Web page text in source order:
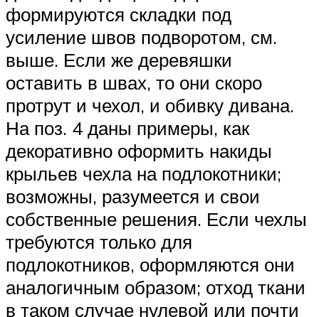
формируются складки под
усиление швов подворотом, см.
выше. Если же деревяшки
оставить в швах, то они скоро
протрут и чехол, и обивку дивана.
На поз. 4 даны примеры, как
декоративно оформить накиды
крыльев чехла на подлокотники;
возможны, разумеется и свои
собственные решения. Если чехлы
требуются только для
подлокотников, оформляются они
аналогичным образом; отход ткани
в таком случае нулевой или почти